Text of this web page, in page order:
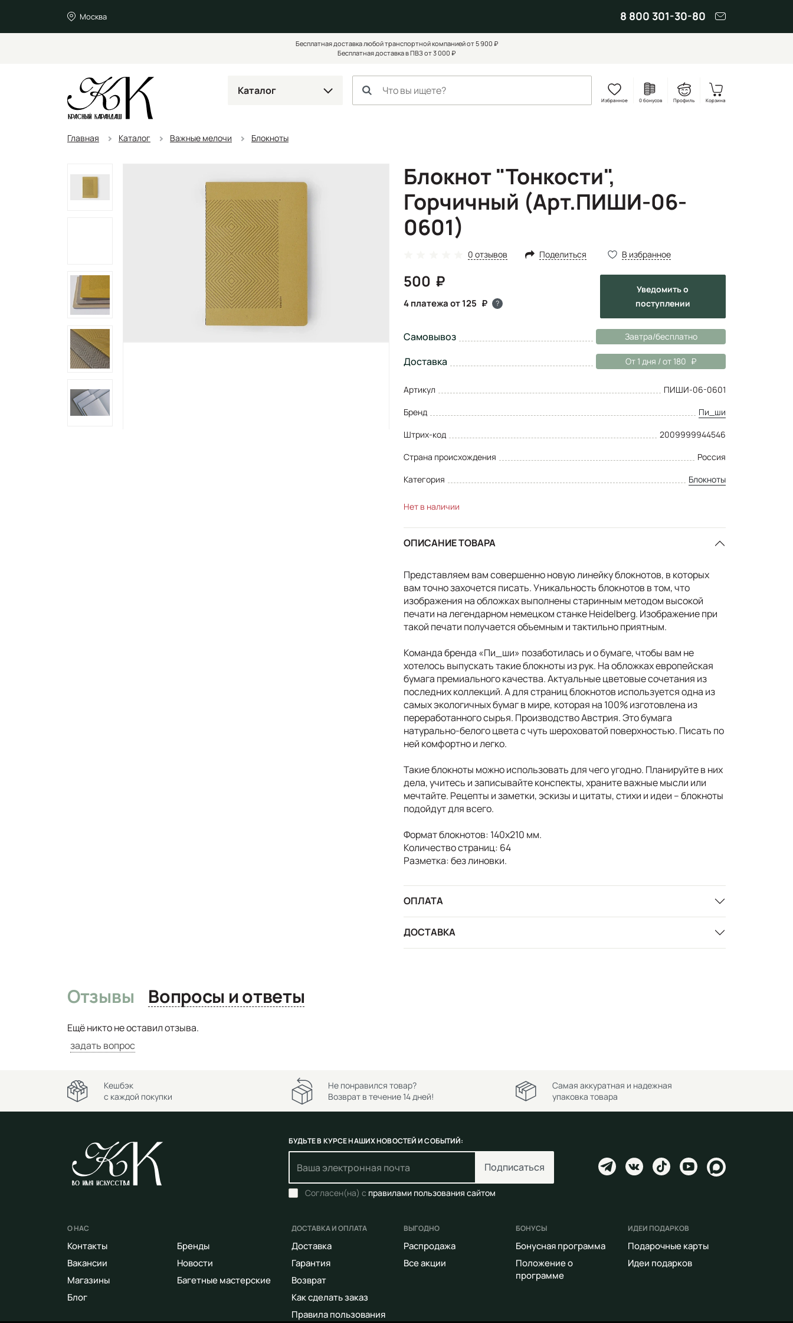
Москва 8 800 301-30-80
Бесплатная доставка любой транспортной компанией от 5 900 ₽
Бесплатная доставка в ПВЗ от 3 000 ₽
Каталог
Избранное 0 бонусов Профиль Корзина
Главная Каталог Важные мелочи Блокноты
Блокнот "Тонкости",
Горчичный (Арт.ПИШИ-06-
0601)
0 отзывов Поделиться В избранное
500
4 платежа от 125 ?
Уведомитьо
поступлении
Самовывоз Завтра/бесплатно
Доставка От 1 дня / от 180
Артикул
ПИШИ-06-0601
Бренд
Пи_ши
Штрих-код
2009999944546
Страна происхождения
Россия
Категория
Блокноты
Нет в наличии
ОПИСАНИЕ ТОВАРА
Представляем вам совершенно новую линейку блокнотов, в которых
вам точно захочется писать. Уникальность блокнотов в том, что
изображения на обложках выполнены старинным методом высокой
печати на легендарном немецком станке Heidelberg. Изображение при
такой печати получается объемным и тактильно приятным.
Команда бренда «Пи_ши» позаботилась и о бумаге, чтобы вам не
хотелось выпускать такие блокноты из рук. На обложках европейская
бумага премиального качества. Актуальные цветовые сочетания из
последних коллекций. А для страниц блокнотов используется одна из
самых экологичных бумаг в мире, которая на 100% изготовлена из
переработанного сырья. Производство Австрия. Это бумага
натурально-белого цвета с чуть шероховатой поверхностью. Писать по
ней комфортно и легко.
Такие блокноты можно использовать для чего угодно. Планируйте в них
дела, учитесь и записывайте конспекты, храните важные мысли или
мечтайте. Рецепты и заметки, эскизы и цитаты, стихи и идеи – блокноты
подойдут для всего.
Формат блокнотов: 140х210 мм.
Количество страниц: 64
Разметка: без линовки.
ОПЛАТА
ДОСТАВКА
Отзывы Вопросы и ответы
Ещё никто не оставил отзыва.
задать вопрос
Кешбэк
с каждой покупки
Не понравился товар?
Возврат в течение 14 дней!
Самая аккуратная и надежная
упаковка товара
БУДЬТЕ В КУРСЕ НАШИХ НОВОСТЕЙ И СОБЫТИЙ:
Подписаться
Согласен(на) с правилами пользования сайтом
О НАС
Контакты
Вакансии
Магазины
Блог
Бренды
Новости
Багетные мастерские
ДОСТАВКА И ОПЛАТА
Доставка
Гарантия
Возврат
Как сделать заказ
Правила пользования
ВЫГОДНО
Распродажа
Все акции
БОНУСЫ
Бонусная программа
Положение о
программе
ИДЕИ ПОДАРКОВ
Подарочные карты
Идеи подарков